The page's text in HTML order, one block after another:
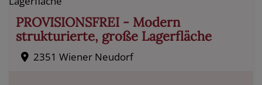
PROVISIONSFREI - Modern
strukturierte, große Lagerfläche
2351 Wiener Neudorf